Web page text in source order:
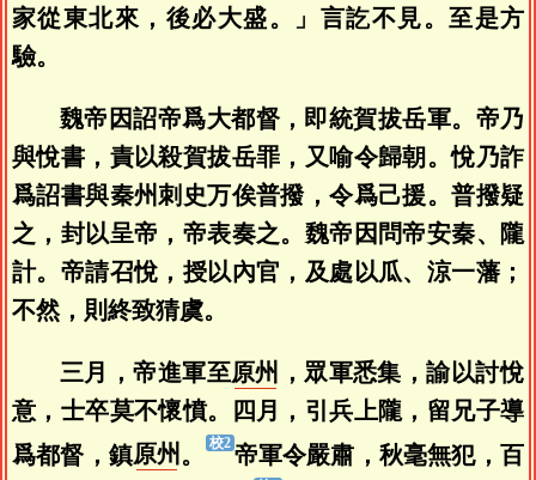
家從東北來，後必大盛。」言訖不見。至是方
驗。
魏帝因詔帝爲大都督，即統賀拔岳軍。帝乃
與悅書，責以殺賀拔岳罪，又喻令歸朝。悅乃詐
爲詔書與秦州刺史万俟普撥，令爲己援。普撥疑
之，封以呈帝，帝表奏之。魏帝因問帝安秦、隴
計。帝請召悅，授以內官，及處以瓜、涼一藩；
不然，則終致猜虞。
三月，帝進軍至原州 ，眾軍悉集，諭以討悅
意，士卒莫不懷憤。四月，引兵上隴，留兄子導
爲都督，鎮原州 。
帝軍令嚴肅，秋毫無犯，百